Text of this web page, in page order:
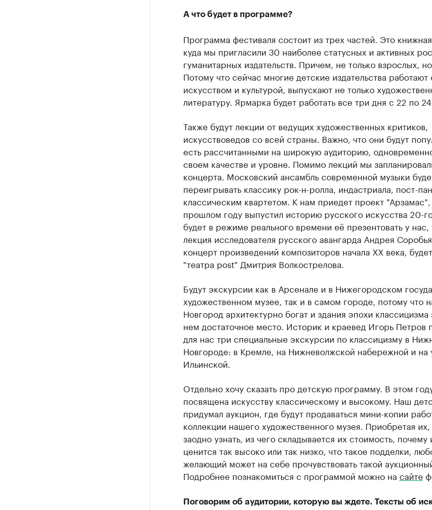
А что будет в программе?
Программа фестиваля состоит из трех частей. Это
куда мы пригласили 30 наиболее статусных и активных
гуманитарных издательств. Причем, не только взрослых,
Потому что сейчас многие детские издательства работают
искусством и культурой, выпускают не только
литературу. Ярмарка будет работать все три дня с 22 по
Также будут лекции от ведущих художественных критиков,
искусствоведов со всей страны. Важно, что они будут
есть рассчитанными на широкую аудиторию,
своем качестве и уровне. Помимо лекций мы
концерта. Московский ансамбль современной музыки
переигрывать классику рок-н-ролла, индастриала, пост-
классическим квартетом. К нам приедет проект
прошлом году выпустил историю русского искусства 20-
будет в режиме реального времени её презентовать у нас,
лекция исследователя русского авангарда Андрея
концерт произведений композиторов начала XX века,
"театра post" Дмитрия Волкострелова.
Будут экскурсии как в Арсенале и в Нижегородском
художественном музее, так и в самом городе, потому что
Новгород архитектурно богат и здания эпохи
нем достаточное место. Историк и краевед Игорь Петров
для нас три специальные экскурсии по классицизму в
Новгороде: в Кремле, на Нижневолжской набережной и на
Ильинской.
Отдельно хочу сказать про детскую программу. В этом
посвящена искусству классическому и высокому. Наш
придумал аукцион, где будут продаваться мини-копии
коллекции нашего художественного музея. Приобретая
заодно узнать, из чего складывается их стоимость, почему
ценится так высоко или так низко, что такое подделки,
желающий может на себе прочувствовать такой
Подробнее познакомиться с программой можно на сайте
Поговорим об аудитории, которую вы ждете. Тексты об